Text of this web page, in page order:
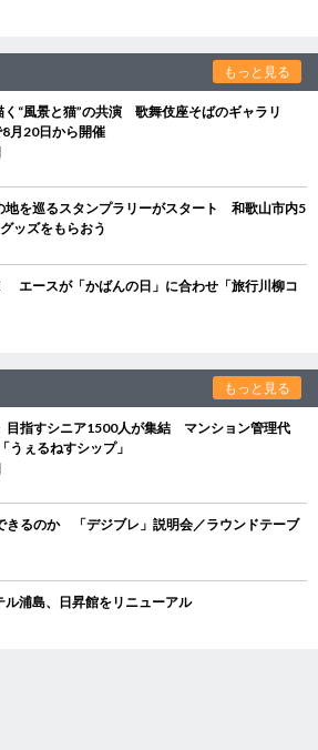
もっと見る
く“風景と猫”の共演 歌舞伎座そばのギャラリ
月20日から開催
地を巡るスタンプラリーがスタート 和歌山市内5
ッズをもらおう
エースが「かばんの日」に合わせ「旅行川柳コ
もっと見る
目指すシニア1500人が集結 マンション管理代
うぇるねすシップ」
きるのか 「デジブレ」説明会／ラウンドテーブ
浦島、日昇館をリニューアル